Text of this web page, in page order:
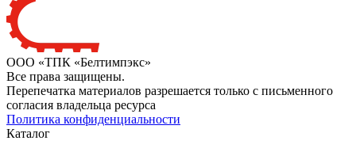
ООО «ТПК «Белтимпэкс»
Все права защищены.
Перепечатка материалов разрешается только с письменного
согласия владельца ресурса
Политика конфиденциальности
Каталог